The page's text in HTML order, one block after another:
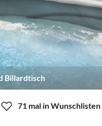
Billardtisch
71 mal in Wunschlisten